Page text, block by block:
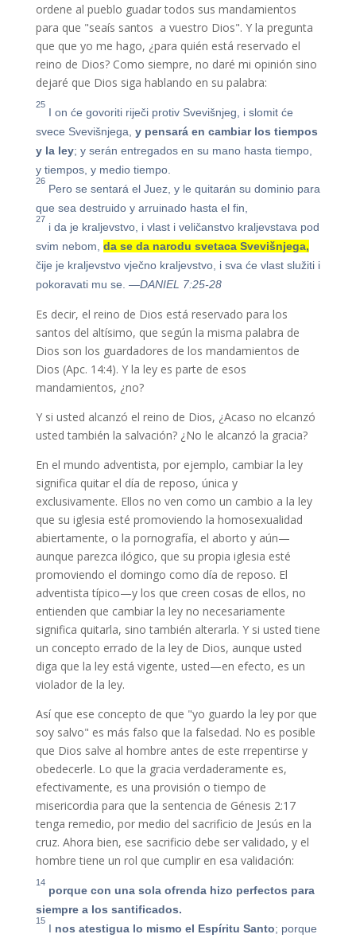
ordene al pueblo guadar todos sus mandamientos
para que "seaís santos a vuestro Dios". Y la pregunta
que que yo me hago, ¿para quién está reservado el
reino de Dios? Como siempre, no daré mi opinión sino
dejaré que Dios siga hablando en su palabra:
25
I on će govoriti riječi protiv Svevišnjeg, i slomit će
svece Svevišnjega, y pensará en cambiar los tiempos
y la ley; y serán entregados en su mano hasta tiempo,
y tiempos, y medio tiempo.
26
Pero se sentará el Juez, y le quitarán su dominio para
que sea destruido y arruinado hasta el fin,
27
i da je kraljevstvo, i vlast i veličanstvo kraljevstava pod
svim nebom, da se da narodu svetaca Svevišnjega,
čije je kraljevstvo vječno kraljevstvo, i sva će vlast služiti i
pokoravati mu se. —DANIEL 7:25-28
Es decir, el reino de Dios está reservado para los
santos del altísimo, que según la misma palabra de
Dios son los guardadores de los mandamientos de
Dios (Apc. 14:4). Y la ley es parte de esos
mandamientos, ¿no?
Y si usted alcanzó el reino de Dios, ¿Acaso no elcanzó
usted también la salvación? ¿No le alcanzó la gracia?
En el mundo adventista, por ejemplo, cambiar la ley
significa quitar el día de reposo, única y
exclusivamente. Ellos no ven como un cambio a la ley
que su iglesia esté promoviendo la homosexualidad
abiertamente, o la pornografía, el aborto y aún—
aunque parezca ilógico, que su propia iglesia esté
promoviendo el domingo como día de reposo. El
adventista típico—y los que creen cosas de ellos, no
entienden que cambiar la ley no necesariamente
significa quitarla, sino también alterarla. Y si usted tiene
un concepto errado de la ley de Dios, aunque usted
diga que la ley está vigente, usted—en efecto, es un
violador de la ley.
Así que ese concepto de que "yo guardo la ley por que
soy salvo" es más falso que la falsedad. No es posible
que Dios salve al hombre antes de este rrepentirse y
obedecerle. Lo que la gracia verdaderamente es,
efectivamente, es una provisión o tiempo de
misericordia para que la sentencia de Génesis 2:17
tenga remedio, por medio del sacrificio de Jesús en la
cruz. Ahora bien, ese sacrificio debe ser validado, y el
hombre tiene un rol que cumplir en esa validación:
14
porque con una sola ofrenda hizo perfectos para
siempre a los santificados.
15
I nos atestigua lo mismo el Espíritu Santo; porque